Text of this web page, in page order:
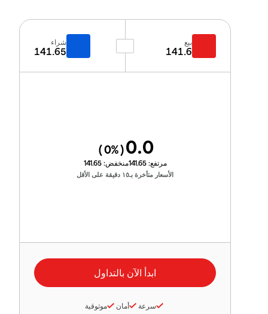
بيع
141.6
شراء
141.65
0.0
(
0%)
مرتفع:141.65منخفض:141.65
الأسعار متأخرة بـ١٥ دقيقة على الأقل
سرعة أمان موثوقية